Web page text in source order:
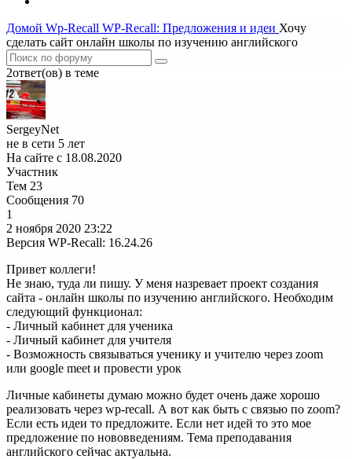
Домой Wp-Recall WP-Recall: Предложения и идеи Хочу
сделать сайт онлайн школы по изучению английского
2ответ(ов) в теме
SergeyNet
не в сети 5 лет
На сайте с 18.08.2020
Участник
Тем 23
Сообщения 70
1
2 ноября 2020 23:22
Версия WP-Recall: 16.24.26
Привет коллеги!
Не знаю, туда ли пишу. У меня назревает проект создания
сайта - онлайн школы по изучению английского. Необходим
следующий функционал:
- Личный кабинет для ученика
- Личный кабинет для учителя
- Возможность связываться ученику и учителю через zoom
или google meet и провести урок
Личные кабинеты думаю можно будет очень даже хорошо
реализовать через wp-recall. А вот как быть с связью по zoom?
Если есть идеи то предложите. Если нет идей то это мое
предложение по нововведениям. Тема преподавания
английского сейчас актуальна.